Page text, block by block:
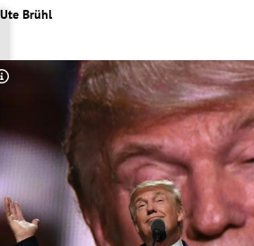
Untermenü
Untermenü
Untermenü
Untermenü
Untermenü
Ute Brühl
Copyright-Hinweis öffnen/schließen